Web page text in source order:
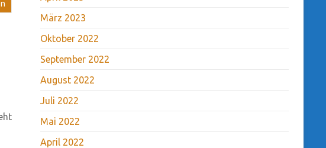
März 2023
Oktober 2022
September 2022
August 2022
Juli 2022
Mai 2022
April 2022